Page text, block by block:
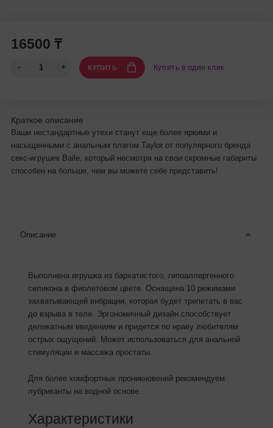
16500 ₸
КУПИТЬ Купить в один клик
Краткое описание
Ваши нестандартные утехи станут еще более яркими и
насыщенными с анальным плагом Taylor от популярного бренда
секс-игрушек Baile, который несмотря на свои скромные габариты
способен на больше, чем вы можете себе представить!
Описание
Выполнена игрушка из бархатистого, гипоаллергенного
силикона в фиолетовом цвете. Оснащена 10 режимами
захватывающей вибрации, которая будет трепетать в вас
до взрыва в теле. Эргономичный дизайн способствует
деликатным введениям и придется по нраву любителям
острых ощущений. Может использоваться для анальной
стимуляции и массажа простаты.
Для более комфортных проникновений рекомендуем
лубриканты на водной основе.
Характеристики